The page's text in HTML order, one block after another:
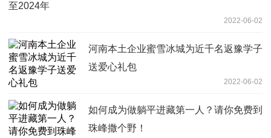
至2024年
2022-06-02
河南本土企业蜜雪冰城为近千名返豫学子
送爱心礼包
2022-06-02
如何成为做躺平进藏第一人？请你免费到
珠峰撒个野！